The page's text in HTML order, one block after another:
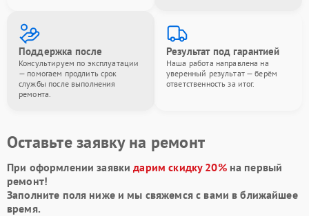
Поддержка после
Консультируем по эксплуатации
— помогаем продлить срок
службы после выполнения
ремонта.
Результат под гарантией
Наша работа направлена на
уверенный результат — берём
ответственность за итог.
Оставьте заявку на ремонт
При оформлении заявкидарим скидку 20%на первый
ремонт!
Заполните поля ниже и мы свяжемся с вами в ближайшее
время.